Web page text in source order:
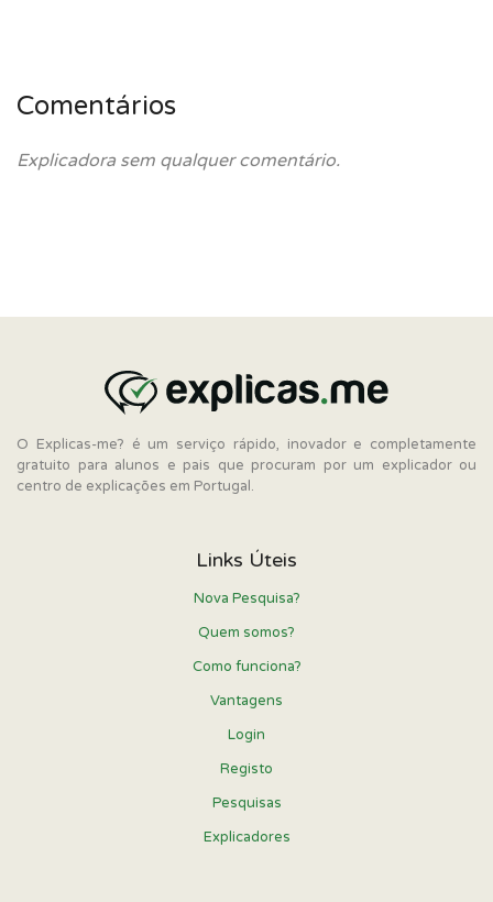
Comentários
Explicadora sem qualquer comentário.
O Explicas-me? é um serviço rápido, inovador e completamente
gratuito para alunos e pais que procuram por um explicador ou
centro de explicações em Portugal.
Links Úteis
Nova Pesquisa?
Quem somos?
Como funciona?
Vantagens
Login
Registo
Pesquisas
Explicadores